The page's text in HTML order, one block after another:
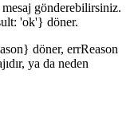
gönderebilirsiniz.
'ok'} döner.
döner, errReason
ya da neden